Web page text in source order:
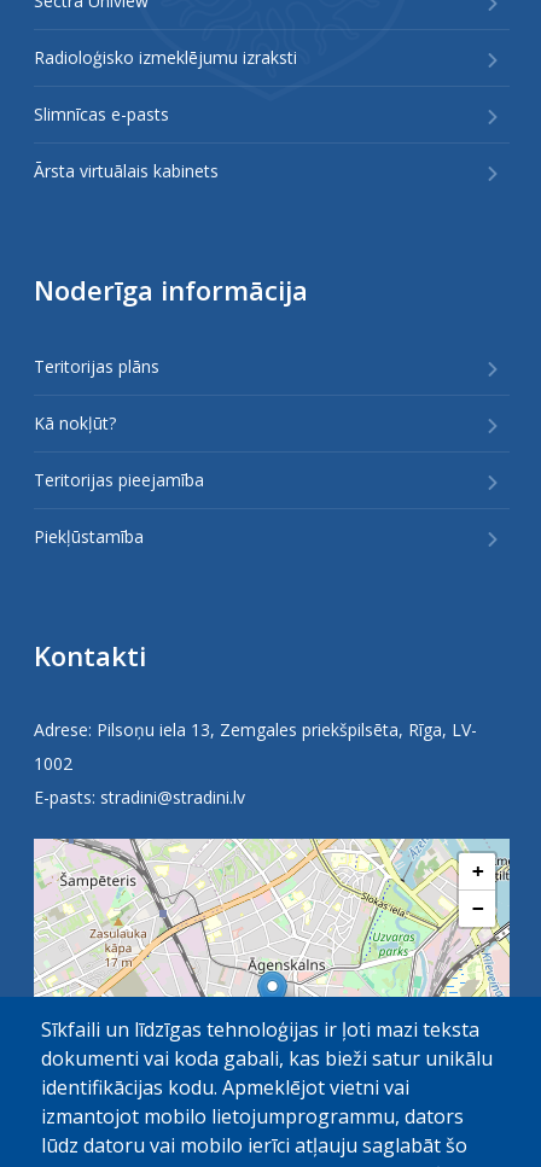
Radioloģisko izmeklējumu izraksti
Slimnīcas e-pasts
Ārsta virtuālais kabinets
Noderīga informācija
Teritorijas plāns
Kā nokļūt?
Teritorijas pieejamība
Piekļūstamība
Kontakti
Adrese: Pilsoņu iela 13, Zemgales priekšpilsēta, Rīga, LV-
1002
E-pasts: stradini@stradini.lv
+
−
Sīkfaili un līdzīgas tehnoloģijas ir ļoti mazi teksta
dokumenti vai koda gabali, kas bieži satur unikālu
identifikācijas kodu. Apmeklējot vietni vai
izmantojot mobilo lietojumprogrammu, dators
lūdz datoru vai mobilo ierīci atļauju saglabāt šo